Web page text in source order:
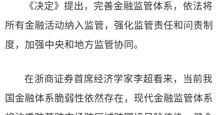
《决定》提出，完善金融监管体系，依法将
所有金融活动纳入监管，强化监管责任和问责制
度，加强中央和地方监管协同。
在浙商证券首席经济学家李超看来，当前我
国金融体系脆弱性依然存在，现代金融监管体系